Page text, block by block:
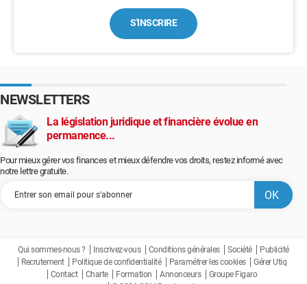
S'INSCRIRE
NEWSLETTERS
La législation juridique et financière évolue en
permanence...
Pour mieux gérer vos finances et mieux défendre vos droits, restez informé avec
notre lettre gratuite.
Qui sommes-nous ? Inscrivez-vous Conditions générales Société
Publicité
Recrutement
Politique de confidentialité Paramétrer les cookies
Gérer Utiq
Contact
Charte Formation Annonceurs
Groupe Figaro